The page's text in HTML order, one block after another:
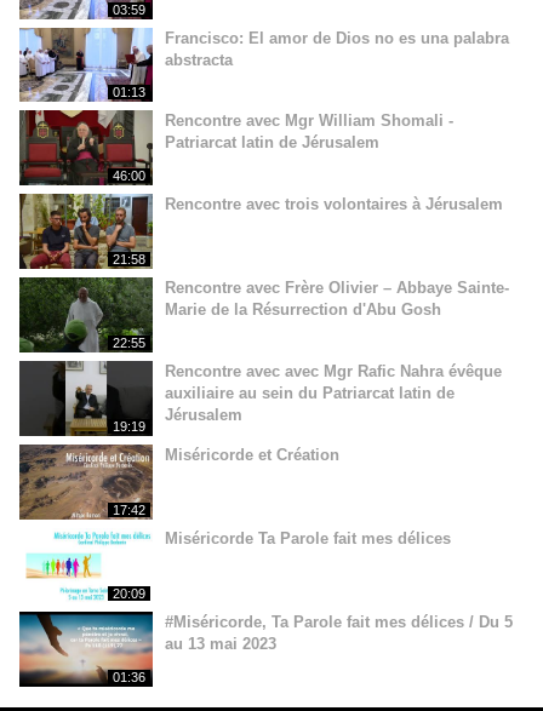
03:59
01:13
Francisco: El amor de Dios no es una palabra
abstracta
46:00
Rencontre avec Mgr William Shomali -
Patriarcat latin de Jérusalem
21:58
Rencontre avec trois volontaires à Jérusalem
22:55
Rencontre avec Frère Olivier – Abbaye Sainte-
Marie de la Résurrection d'Abu Gosh
19:19
Rencontre avec avec Mgr Rafic Nahra évêque
auxiliaire au sein du Patriarcat latin de
Jérusalem
17:42
Miséricorde et Création
20:09
Miséricorde Ta Parole fait mes délices
01:36
#Miséricorde, Ta Parole fait mes délices / Du 5
au 13 mai 2023